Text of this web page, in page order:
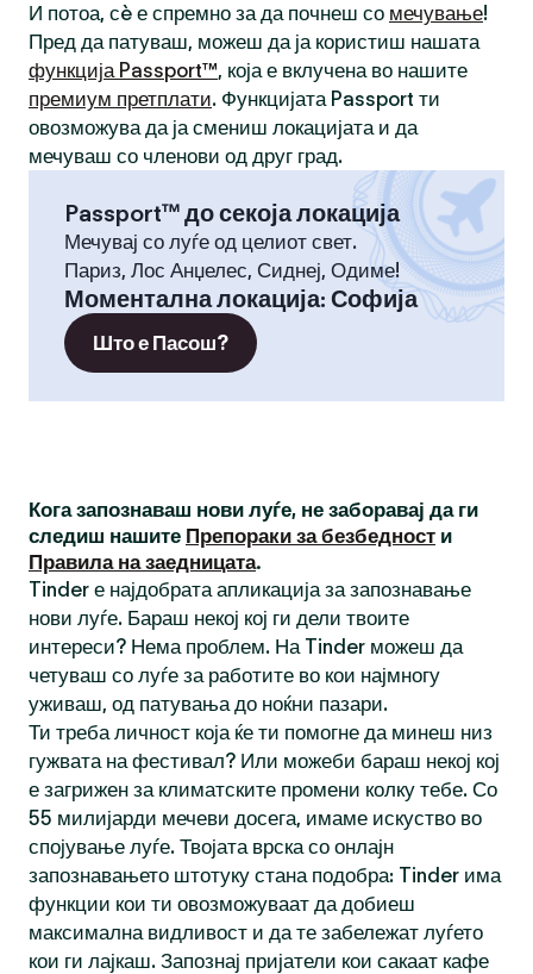
И потоа, сè е спремно за да почнеш со мечување!
Пред да патуваш, можеш да ја користиш нашата
функција Passport™, која е вклучена во нашите
премиум претплати. Функцијата Passport ти
овозможува да ја смениш локацијата и да
мечуваш со членови од друг град.
Passport™ до секоја локација
Мечувај со луѓе од целиот свет.
Париз, Лос Анџелес, Сиднеј, Одиме!
Моментална локација: Софија
Што е Пасош?
Кога запознаваш нови луѓе, не заборавај да ги
следиш нашите Препораки за безбедност и
Правила на заедницата.
Tinder е најдобрата апликација за запознавање
нови луѓе. Бараш некој кој ги дели твоите
интереси? Нема проблем. На Tinder можеш да
четуваш со луѓе за работите во кои најмногу
уживаш, од патувања до ноќни пазари.
Ти треба личност која ќе ти помогне да минеш низ
гужвата на фестивал? Или можеби бараш некој кој
е загрижен за климатските промени колку тебе. Со
55 милијарди мечеви досега, имаме искуство во
спојување луѓе. Твојата врска со онлајн
запознавањето штотуку стана подобра: Tinder има
функции кои ти овозможуваат да добиеш
максимална видливост и да те забележат луѓето
кои ги лајкаш. Запознај пријатели кои сакаат кафе